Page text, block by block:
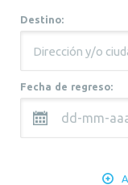
Destino:
Fecha de regreso: